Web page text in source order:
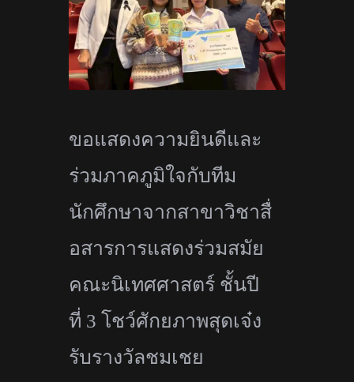
ขอแสดงความยินดีและ
ร่วมภาคภูมิใจกับทีม
นักศึกษาจากสาขาวิชาสื่
อสารการแสดงร่วมสมัย
คณะนิเทศศาสตร์ ชั้นปี
ที่ 3 โชว์ศักยภาพสุดเจ๋ง
รับรางวัลชมเชย